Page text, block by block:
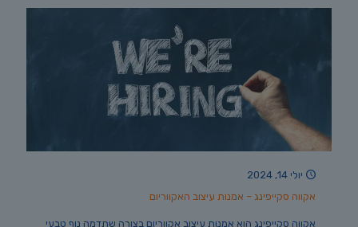
יולי 14, 2024
אקווה סקייפינג – אמנות עיצוב האקווריום
אקווה סקייפינג הוא אמנות עיצוב אקווריום בצורה שתדמה נוף טבעי